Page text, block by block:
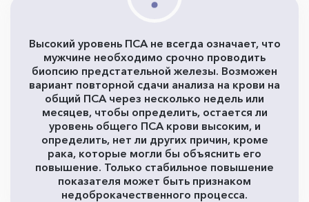
Высокий уровень ПСА не всегда означает, что
мужчине необходимо срочно проводить
биопсию предстательной железы. Возможен
вариант повторной сдачи анализа на крови на
общий ПСА через несколько недель или
месяцев, чтобы определить, остается ли
уровень общего ПСА крови высоким, и
определить, нет ли других причин, кроме
рака, которые могли бы объяснить его
повышение. Только стабильное повышение
показателя может быть признаком
недоброкачественного процесса.